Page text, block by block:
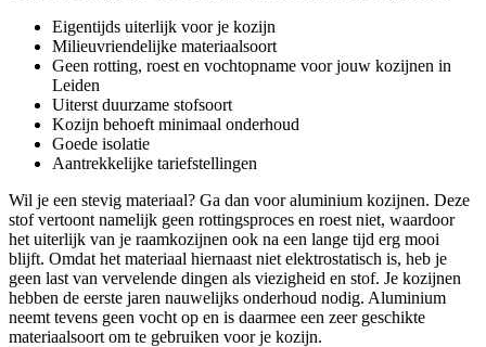
Eigentijds uiterlijk voor je kozijn
Milieuvriendelijke materiaalsoort
Geen rotting, roest en vochtopname voor jouw kozijnen in
Leiden
Uiterst duurzame stofsoort
Kozijn behoeft minimaal onderhoud
Goede isolatie
Aantrekkelijke tariefstellingen
Wil je een stevig materiaal? Ga dan voor aluminium kozijnen. Deze
stof vertoont namelijk geen rottingsproces en roest niet, waardoor
het uiterlijk van je raamkozijnen ook na een lange tijd erg mooi
blijft. Omdat het materiaal hiernaast niet elektrostatisch is, heb je
geen last van vervelende dingen als viezigheid en stof. Je kozijnen
hebben de eerste jaren nauwelijks onderhoud nodig. Aluminium
neemt tevens geen vocht op en is daarmee een zeer geschikte
materiaalsoort om te gebruiken voor je kozijn.